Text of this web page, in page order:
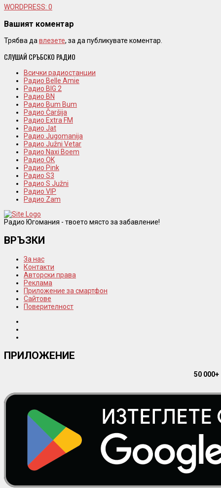
WORDPRESS: 0
Вашият коментар
Трябва да влезете, за да публикувате коментар.
СЛУШАЙ СРЪБСКО РАДИО
Всички радиостанции
Радио Belle Amie
Радио BIG 2
Радио BN
Радио Bum Bum
Радио Čaršija
Радио Extra FM
Радио Jat
Радио Jugomanija
Радио Južni Vetar
Радио Naxi Boem
Радио OK
Радио Pink
Радио S3
Радио S Južni
Радио VIP
Радио Zam
Радио Югомания - твоето място за забавление!
ВРЪЗКИ
За нас
Контакти
Авторски права
Реклама
Приложение за смартфон
Сайтове
Поверителност
ПРИЛОЖЕНИЕ
50